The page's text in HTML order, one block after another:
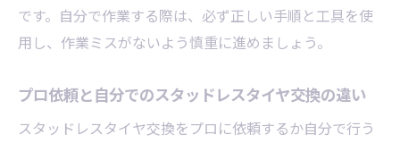
です。自分で作業する際は、必ず正しい手順と工具を使
用し、作業ミスがないよう慎重に進めましょう。
プロ依頼と自分でのスタッドレスタイヤ交換の違い
スタッドレスタイヤ交換をプロに依頼するか自分で行う